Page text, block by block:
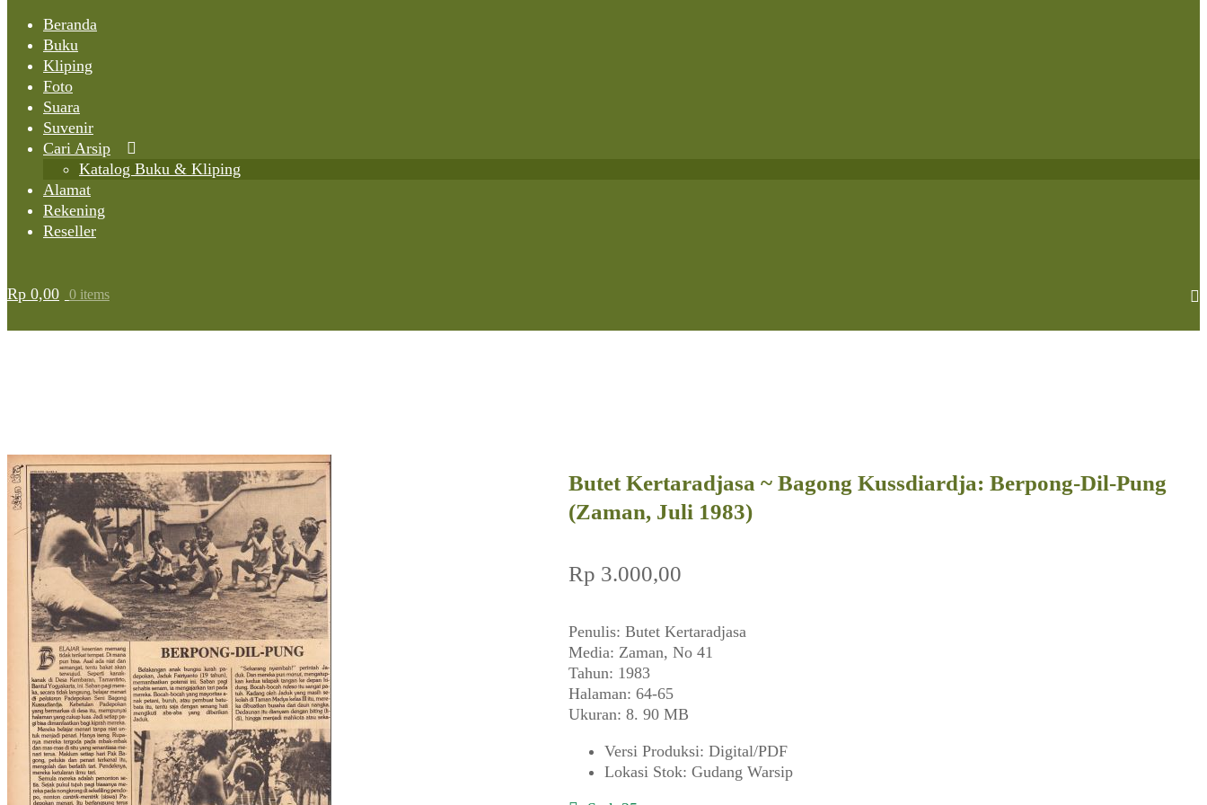
Beranda
Buku
Kliping
Foto
Suara
Suvenir
Cari Arsip
Katalog Buku & Kliping
Alamat
Rekening
Reseller
Rp 0,00 0 items
Butet Kertaradjasa ~ Bagong Kussdiardja: Berpong-Dil-Pung
(Zaman, Juli 1983)
Rp 3.000,00
Penulis: Butet Kertaradjasa
Media: Zaman, No 41
Tahun: 1983
Halaman: 64-65
Ukuran: 8. 90 MB
Versi Produksi: Digital/PDF
Lokasi Stok: Gudang Warsip